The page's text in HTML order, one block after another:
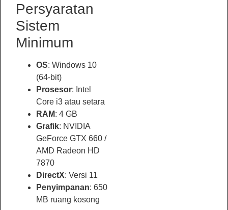
Persyaratan
Sistem
Minimum
OS: Windows 10
(64-bit)
Prosesor: Intel
Core i3 atau setara
RAM: 4 GB
Grafik: NVIDIA
GeForce GTX 660 /
AMD Radeon HD
7870
DirectX: Versi 11
Penyimpanan: 650
MB ruang kosong